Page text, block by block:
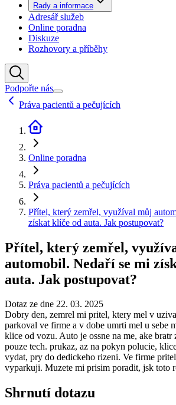
Rady a informace
Adresář služeb
Online poradna
Diskuze
Rozhovory a příběhy
Podpořte nás
Práva pacientů a pečujících
Online poradna
Práva pacientů a pečujících
Přítel, který zemřel, využíval můj
získat klíče od auta. Jak postupovat?
Přítel, který zemřel,
automobil. Nedaří se mi
auta. Jak postupovat?
Dotaz ze dne 22. 03. 2025
Dobry den, zemrel mi pritel, ktery mel v
parkoval ve firme a v dobe umrti mel u sebe
klice od vozu. Auto je ossne na me, ake bratr
pouze tech. prukaz, az na pokyn polucie,
vydat, pry do dedickeho rizeni. Ve firme
vyparkuji. Muzete mi prisim poradit, jsk toto
Shrnutí dotazu